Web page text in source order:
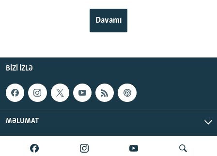
Davamı
BIZI IZLƏ
MƏLUMAT
AzadlıqRadiosu © 2026 Inc. | Bütün hüquqlar qorunur